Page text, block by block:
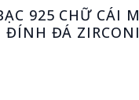
925 CHỮ CÁI
ĐÍNH ĐÁ